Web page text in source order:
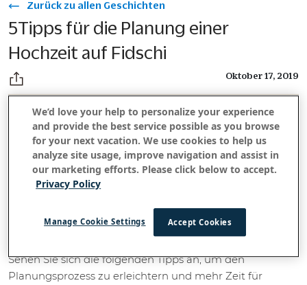
Zurück zu allen Geschichten
5Tipps für die Planung einer
Hochzeit auf Fidschi
Oktober 17, 2019
Unberührte Schönheit, tropische Vibes. Wenn Sie auf der
Suche nach einer Hochzeit in einem der begehrtesten
Reiseziele für alles Romantische sind, dann könnte
Fidschi der richtige Ort sein. Finden Sie ein wahres
einer Hochzeit auf den Fidschi-Inseln – umgeben vom
Geist von Bula.
Sehen Sie sich die folgenden Tipps an, um den
Planungsprozess zu erleichtern und mehr Zeit für
We’d love your help to personalize your experience
and provide the best service possible as you browse
for your next vacation. We use cookies to help us
analyze site usage, improve navigation and assist in
our marketing efforts. Please click below to accept.
Privacy Policy
Accept Cookies
Manage Cookie Settings